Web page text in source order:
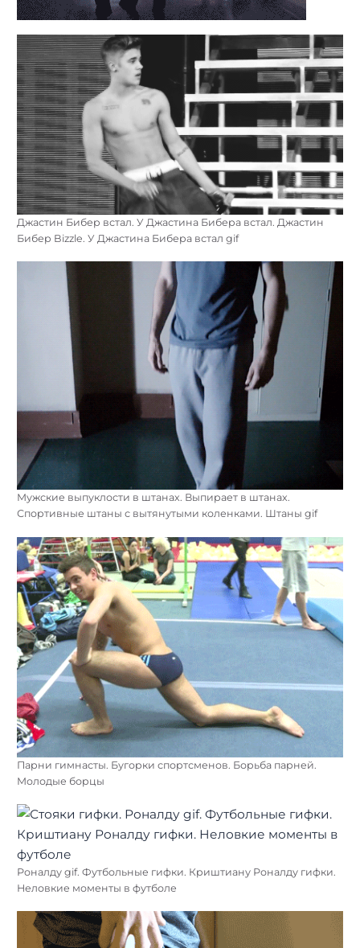
Джастин Бибер встал. У Джастина Бибера встал. Джастин
Бибер Bizzle. У Джастина Бибера встал gif
Мужские выпуклости в штанах. Выпирает в штанах.
Спортивные штаны с вытянутыми коленками. Штаны gif
Парни гимнасты. Бугорки спортсменов. Борьба парней.
Молодые борцы
Роналду gif. Футбольные гифки. Криштиану Роналду гифки.
Неловкие моменты в футболе